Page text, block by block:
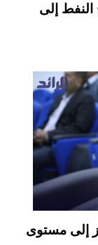
إنتاج النفط إلى
إلى مستوى